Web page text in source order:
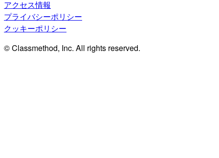
アクセス情報
プライバシーポリシー
クッキーポリシー
© Classmethod, Inc. All rights reserved.